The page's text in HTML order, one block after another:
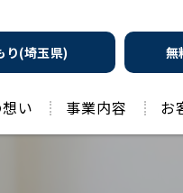
り(埼玉県) 無
い 事業内容 お